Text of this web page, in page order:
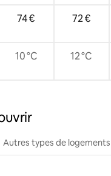
74 € 72 €
10 °C 12 °C
Autres types de logements